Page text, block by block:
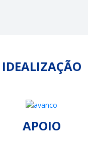
IDEALIZAÇÃO
APOIO